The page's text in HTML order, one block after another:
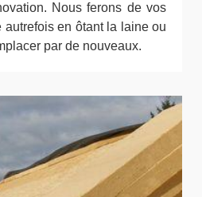
Nous ferons de vos
autrefois en ôtant la laine ou
par de nouveaux.